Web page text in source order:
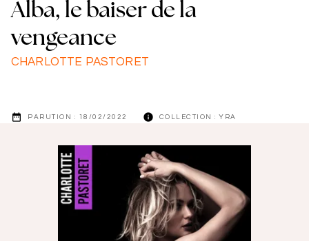
Alba, le baiser de la
vengeance
CHARLOTTE PASTORET
date_range PARUTION : 18/02/2022 info COLLECTION : YRA